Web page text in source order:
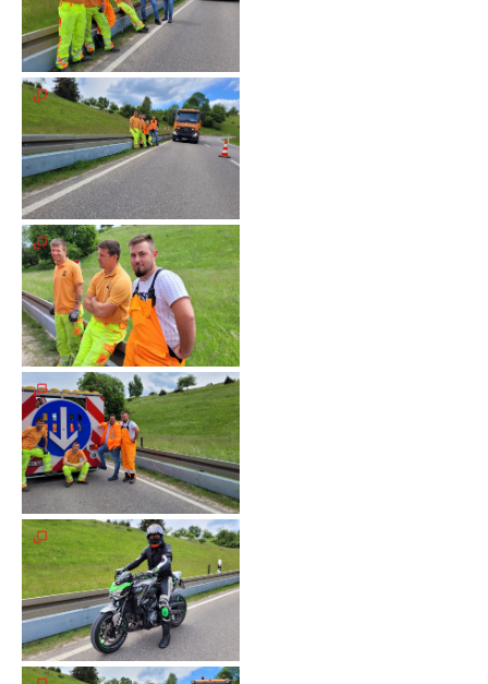
Galerie
2023
Galerie
2022
Galerie
2021
Galerie
2020
Galerie
2019
Galerie
2018
Galerie
2017
Galerie
2016
Galerie
2015
Galerie
2014
Galerie
2013
Galerie